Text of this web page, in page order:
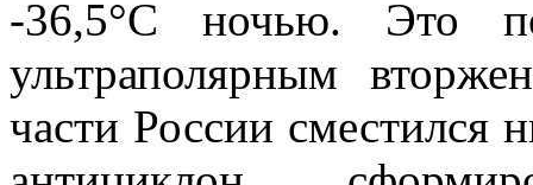
-36,5°С ночью. Это
ультраполярным
части России сместился